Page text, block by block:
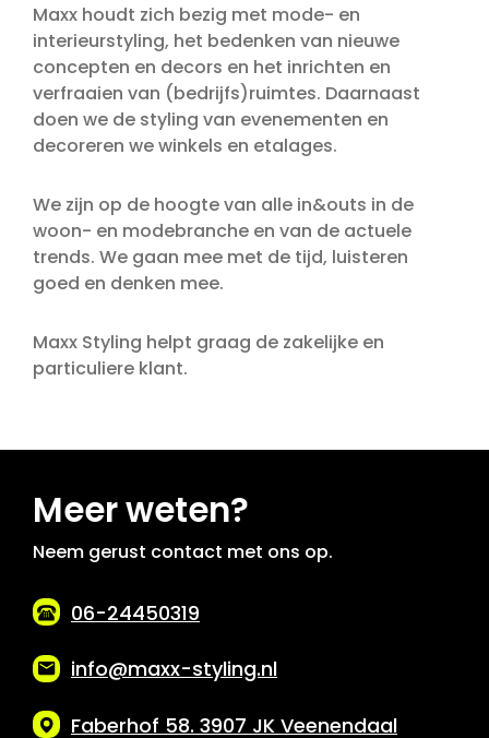
Maxx houdt zich bezig met mode- en
interieurstyling, het bedenken van nieuwe
concepten en decors en het inrichten en
verfraaien van (bedrijfs)ruimtes. Daarnaast
doen we de styling van evenementen en
decoreren we winkels en etalages.
We zijn op de hoogte van alle in&outs in de
woon- en modebranche en van de actuele
trends. We gaan mee met de tijd, luisteren
goed en denken mee.
Maxx Styling helpt graag de zakelijke en
particuliere klant.
Meer weten?
Neem gerust contact met ons op.
06-24450319
info@maxx-styling.nl
Faberhof 58. 3907 JK Veenendaal